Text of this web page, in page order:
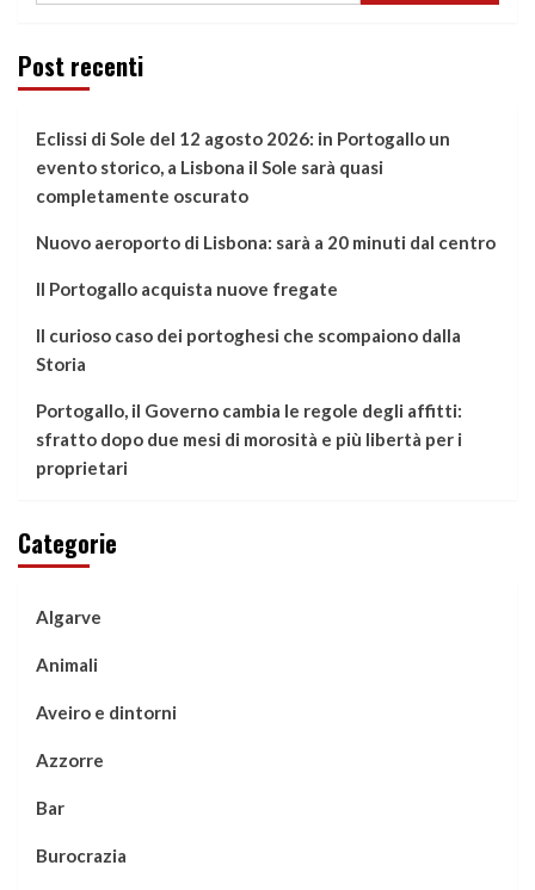
Post recenti
Eclissi di Sole del 12 agosto 2026: in Portogallo un
evento storico, a Lisbona il Sole sarà quasi
completamente oscurato
Nuovo aeroporto di Lisbona: sarà a 20 minuti dal centro
Il Portogallo acquista nuove fregate
Il curioso caso dei portoghesi che scompaiono dalla
Storia
Portogallo, il Governo cambia le regole degli affitti:
sfratto dopo due mesi di morosità e più libertà per i
proprietari
Categorie
Algarve
Animali
Aveiro e dintorni
Azzorre
Bar
Burocrazia